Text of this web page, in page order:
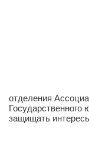
отделения
защищать